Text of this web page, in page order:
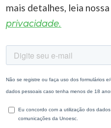
mais detalhes, leia nossa
privacidade.